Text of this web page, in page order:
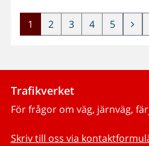
1 2 3 4 5
Trafikverket
För frågor om väg, järnväg,
Skriv till oss via